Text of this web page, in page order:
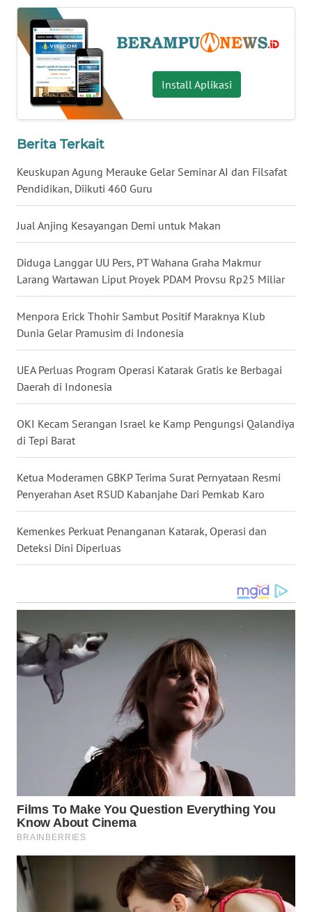
Install Aplikasi
Berita Terkait
Keuskupan Agung Merauke Gelar Seminar AI dan Filsafat
Pendidikan, Diikuti 460 Guru
Jual Anjing Kesayangan Demi untuk Makan
Diduga Langgar UU Pers, PT Wahana Graha Makmur
Larang Wartawan Liput Proyek PDAM Provsu Rp25 Miliar
Menpora Erick Thohir Sambut Positif Maraknya Klub
Dunia Gelar Pramusim di Indonesia
UEA Perluas Program Operasi Katarak Gratis ke Berbagai
Daerah di Indonesia
OKI Kecam Serangan Israel ke Kamp Pengungsi Qalandiya
di Tepi Barat
Ketua Moderamen GBKP Terima Surat Pernyataan Resmi
Penyerahan Aset RSUD Kabanjahe Dari Pemkab Karo
Kemenkes Perkuat Penanganan Katarak, Operasi dan
Deteksi Dini Diperluas
WN
KALTARA
WN
KALSEL
WN
WN
SULSEL
WN
GORONTALO
WN
SULUT
WN
MALUKU
WN
TOBA
LANGKAT
WN
TAPANULI
SELATAN
WN
KARO
WN
SIMALUNGUN